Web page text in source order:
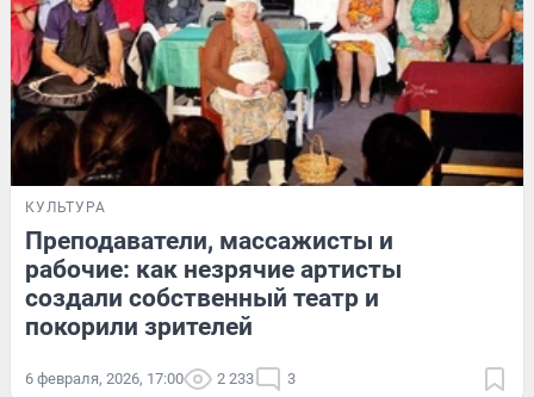
КУЛЬТУРА
Преподаватели, массажисты и
рабочие: как незрячие артисты
создали собственный театр и
покорили зрителей
6 февраля, 2026, 17:00 2 233 3